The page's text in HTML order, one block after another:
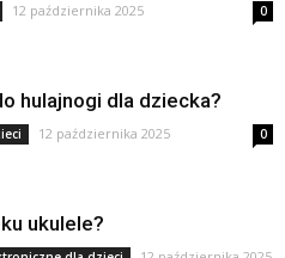
12 października 2025 0
hulajnogi dla dziecka?
12 października 2025 0
ukulele?